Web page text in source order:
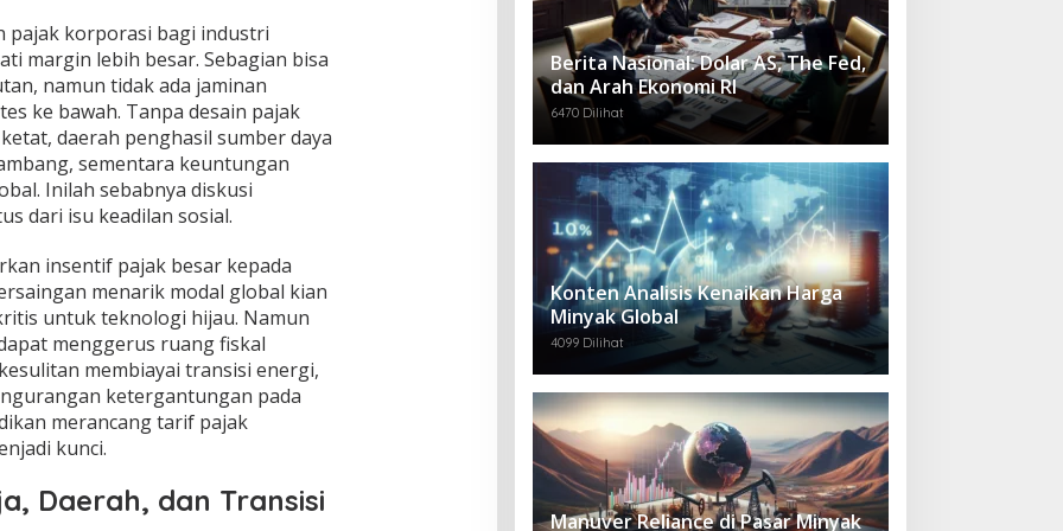
pajak korporasi bagi industri
margin lebih besar. Sebagian bisa
namun tidak ada jaminan
ke bawah. Tanpa desain pajak
daerah penghasil sumber daya
sementara keuntungan
Inilah sebabnya diskusi
dari isu keadilan sosial.
insentif pajak besar kepada
menarik modal global kian
untuk teknologi hijau. Namun
menggerus ruang fiskal
membiayai transisi energi,
ketergantungan pada
merancang tarif pajak
kunci.
Daerah, dan Transisi
Berita Nasional: Dolar AS, The Fed,
dan Arah Ekonomi RI
6470 Dilihat
Konten Analisis Kenaikan Harga
Minyak Global
4099 Dilihat
Manuver Reliance di Pasar Minyak